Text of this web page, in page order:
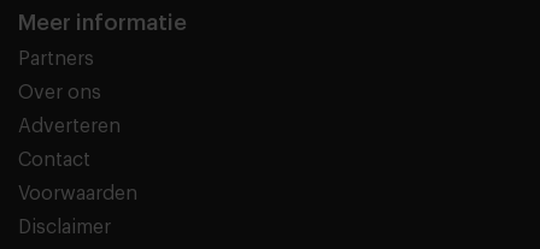
Meer informatie
Partners
Over ons
Adverteren
Contact
Voorwaarden
Disclaimer